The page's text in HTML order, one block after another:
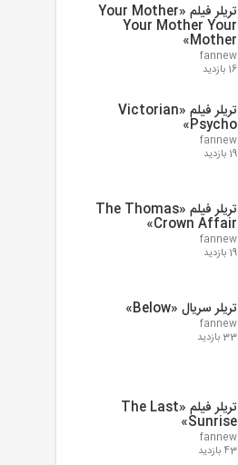
تریلر فیلم «Your Mother
Your Mother Your
Mother»
fannew
16 بازدید
تریلر فیلم «Victorian
Psycho»
fannew
19 بازدید
تریلر فیلم «The Thomas
Crown Affair»
fannew
19 بازدید
تریلر سریال «Below»
fannew
33 بازدید
تریلر فیلم «The Last
Sunrise»
fannew
43 بازدید